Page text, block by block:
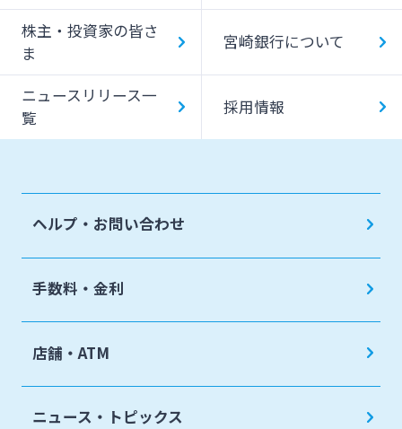
株主・投資家の皆さ
ま
宮崎銀行について
ニュースリリース一
覧
採用情報
ヘルプ・お問い合わせ
手数料・金利
店舗・ATM
ニュース・トピックス